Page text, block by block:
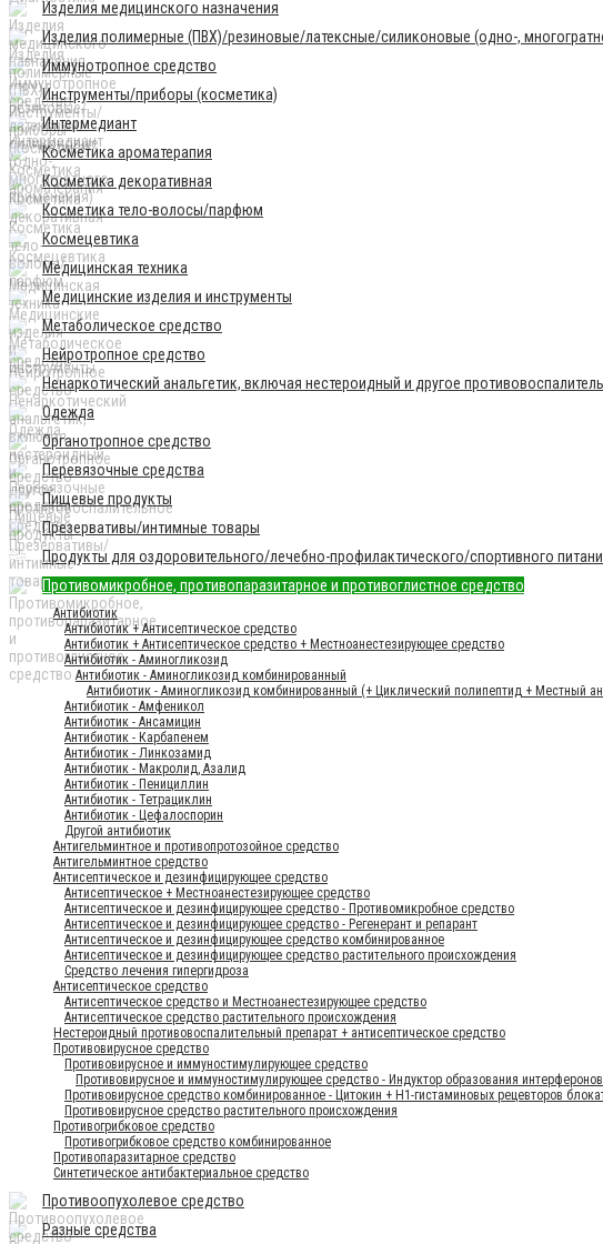
Изделия медицинского назначения
Изделия полимерные (ПВХ)/резиновые/латексные/силиконовые (одно-,
Иммунотропное средство
Инструменты/приборы (косметика)
Интермедиант
Косметика ароматерапия
Косметика декоративная
Косметика тело-волосы/парфюм
Космецевтика
Медицинская техника
Медицинские изделия и инструменты
Метаболическое средство
Нейротропное средство
Ненаркотический анальгетик, включая нестероидный и другое
Одежда
Органотропное средство
Перевязочные средства
Пищевые продукты
Презервативы/интимные товары
Продукты для оздоровительного/лечебно-профилактического/спортивного
Противомикробное, противопаразитарное и противоглистное средство
Антибиотик
Антибиотик + Антисептическое средство
Антибиотик + Антисептическое средство + Местноанестезирующее средство
Антибиотик - Аминогликозид
Антибиотик - Аминогликозид комбинированный
Антибиотик - Аминогликозид комбинированный (+ Циклический полипептид + Местный
Антибиотик - Амфеникол
Антибиотик - Ансамицин
Антибиотик - Карбапенем
Антибиотик - Линкозамид
Антибиотик - Макролид, Азалид
Антибиотик - Пенициллин
Антибиотик - Тетрациклин
Антибиотик - Цефалоспорин
Другой антибиотик
Антигельминтное и противопротозойное средство
Антигельминтное средство
Антисептическое и дезинфицирующее средство
Антисептическое + Местноанестезирующее средство
Антисептическое и дезинфицирующее средство - Противомикробное средство
Антисептическое и дезинфицирующее средство - Регенерант и репарант
Антисептическое и дезинфицирующее средство комбинированное
Антисептическое и дезинфицирующее средство растительного происхождения
Средство лечения гипергидроза
Антисептическое средство
Антисептическое средство и Местноанестезирующее средство
Антисептическое средство растительного происхождения
Нестероидный противовоспалительный препарат + антисептическое средство
Противовирусное средство
Противовирусное и иммуностимулирующее средство
Противовирусное и иммуностимулирующее средство - Индуктор образования интерферонов
Противовирусное средство комбинированное - Цитокин + Н1-гистаминовых рецевторов
Противовирусное средство растительного происхождения
Противогрибковое средство
Противогрибковое средство комбинированное
Противопаразитарное средство
Синтетическое антибактериальное средство
Противоопухолевое средство
Разные средства